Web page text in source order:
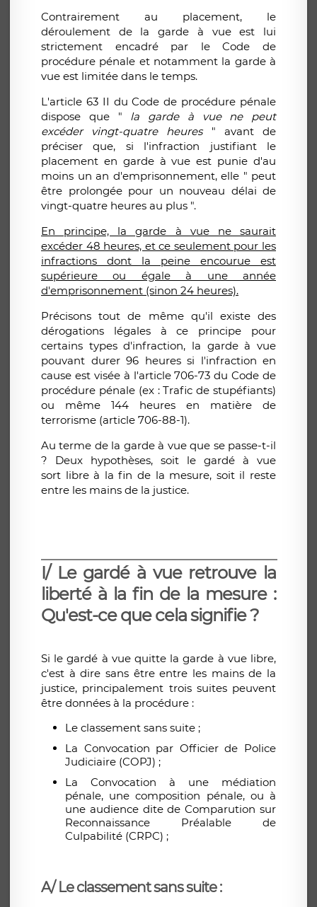
Contrairement au placement, le
déroulement de la garde à vue est lui
strictement encadré par le Code de
procédure pénale et notamment la garde à
vue est limitée dans le temps.
L'article 63 II du Code de procédure pénale
dispose que " la garde à vue ne peut
excéder vingt-quatre heures" avant de
préciser que, si l'infraction justifiant le
placement en garde à vue est punie d'au
moins un an d'emprisonnement, elle " peut
être prolongée pour un nouveau délai de
vingt-quatre heures au plus ".
En principe, la garde à vue ne saurait
excéder 48 heures, et ce seulement pour les
infractions dont la peine encourue est
supérieure ou égale à une année
d'emprisonnement (sinon 24 heures).
Précisons tout de même qu'il existe des
dérogations légales à ce principe pour
certains types d'infraction, la garde à vue
pouvant durer 96 heures si l'infraction en
cause est visée à l'article 706-73 du Code de
procédure pénale (ex : Trafic de stupéfiants)
ou même 144 heures en matière de
terrorisme (article 706-88-1).
Au terme de la garde à vue que se passe-t-il
? Deux hypothèses, soit le gardé à vue
sort libre à la fin de la mesure, soit il reste
entre les mains de la justice.
I/ Le gardé à vue retrouve la
liberté à la fin de la mesure :
Qu'est-ce que cela signifie ?
Si le gardé à vue quitte la garde à vue libre,
c'est à dire sans être entre les mains de la
justice, principalement trois suites peuvent
être données à la procédure :
Le classement sans suite ;
La Convocation par Officier de Police
Judiciaire (COPJ) ;
La Convocation à une médiation
pénale, une composition pénale, ou à
une audience dite de Comparution sur
Reconnaissance Préalable de
Culpabilité (CRPC) ;
A/ Le classement sans suite :